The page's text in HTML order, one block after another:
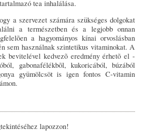
tea inhalálása.
a szervezet számára szükséges dolgokat
a természetben és a legjobb onnan
a hagyományos kínai orvoslásban
sem használnak szintetikus vitaminokat. A
bevitelével kedvezõ eredmény érhetõ el -
gabonafélékbõl, kukoricából, búzából
gyümölcsöt is igen fontos C-vitamin
lapozzon!